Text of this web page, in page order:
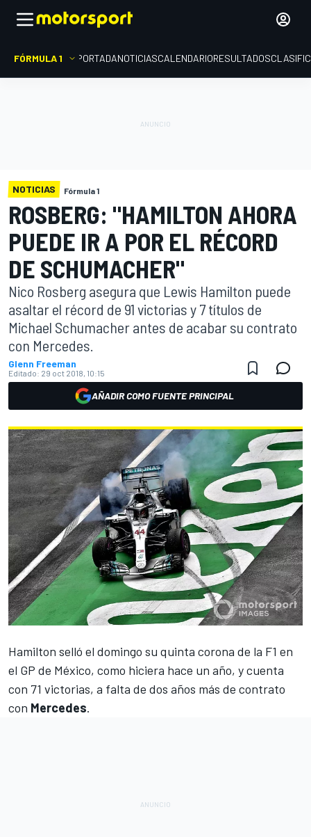
FÓRMULA 1 PORTADANOTICIASCALENDARIORESULTADOS
NOTICIAS Fórmula 1
ROSBERG: "HAMILTON AHORA
PUEDE IR A POR EL RÉCORD
DE SCHUMACHER"
Nico Rosberg asegura que Lewis Hamilton puede
asaltar el récord de 91 victorias y 7 títulos de
Michael Schumacher antes de acabar su contrato
con Mercedes.
Glenn Freeman
Editado: 29 oct 2018, 10:15
AÑADIR COMO FUENTE PRINCIPAL
Hamilton selló el domingo su quinta corona de la F1 en
el GP de México, como hiciera hace un año, y cuenta
con 71 victorias, a falta de dos años más de contrato
con Mercedes.